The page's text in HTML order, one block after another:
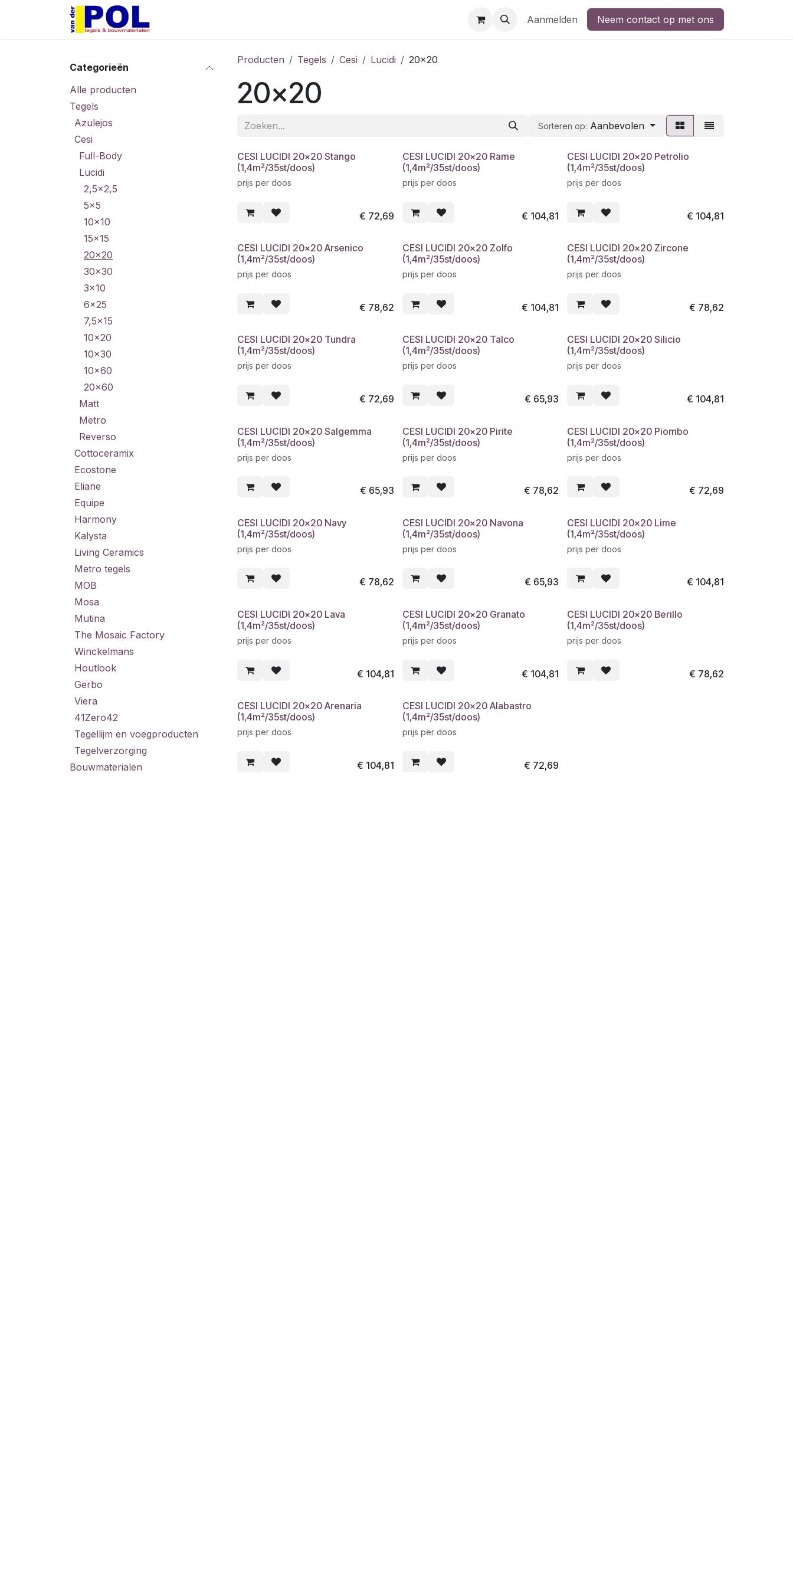
Overslaan naar inhoud
Aanmelden Neem contact op met ons
Categorieën
Alle producten
Tegels
Azulejos
Cesi
Full-Body
Lucidi
2,5x2,5
5x5
10x10
15x15
20x20
30x30
3x10
6x25
7,5x15
10x20
10x30
10x60
20x60
Matt
Metro
Reverso
Cottoceramix
Ecostone
Eliane
Equipe
Harmony
Kalysta
Living Ceramics
Metro tegels
MOB
Mosa
Mutina
The Mosaic Factory
Winckelmans
Houtlook
Gerbo
Viera
41Zero42
Tegellijm en voegproducten
Tegelverzorging
Bouwmaterialen
Producten Tegels Cesi Lucidi 20x20
20x20
Sorteren op: Aanbevolen
CESI LUCIDI 20x20 Stango
(1,4m²/35st/doos)
prijs per doos
€ 72,69
CESI LUCIDI 20x20 Rame
(1,4m²/35st/doos)
prijs per doos
€ 104,81
CESI LUCIDI 20x20 Petrolio
(1,4m²/35st/doos)
prijs per doos
€ 104,81
CESI LUCIDI 20x20 Arsenico
(1,4m²/35st/doos)
prijs per doos
€ 78,62
CESI LUCIDI 20x20 Zolfo
(1,4m²/35st/doos)
prijs per doos
€ 104,81
CESI LUCIDI 20x20 Zircone
(1,4m²/35st/doos)
prijs per doos
€ 78,62
CESI LUCIDI 20x20 Tundra
(1,4m²/35st/doos)
prijs per doos
€ 72,69
CESI LUCIDI 20x20 Talco
(1,4m²/35st/doos)
prijs per doos
€ 65,93
CESI LUCIDI 20x20 Silicio
(1,4m²/35st/doos)
prijs per doos
€ 104,81
CESI LUCIDI 20x20 Salgemma
(1,4m²/35st/doos)
prijs per doos
€ 65,93
CESI LUCIDI 20x20 Pirite
(1,4m²/35st/doos)
prijs per doos
€ 78,62
CESI LUCIDI 20x20 Piombo
(1,4m²/35st/doos)
prijs per doos
€ 72,69
CESI LUCIDI 20x20 Navy
(1,4m²/35st/doos)
prijs per doos
€ 78,62
CESI LUCIDI 20x20 Navona
(1,4m²/35st/doos)
prijs per doos
€ 65,93
CESI LUCIDI 20x20 Lime
(1,4m²/35st/doos)
prijs per doos
€ 104,81
CESI LUCIDI 20x20 Lava
(1,4m²/35st/doos)
prijs per doos
€ 104,81
CESI LUCIDI 20x20 Granato
(1,4m²/35st/doos)
prijs per doos
€ 104,81
CESI LUCIDI 20x20 Berillo
(1,4m²/35st/doos)
prijs per doos
€ 78,62
CESI LUCIDI 20x20 Arenaria
(1,4m²/35st/doos)
prijs per doos
€ 104,81
CESI LUCIDI 20x20 Alabastro
(1,4m²/35st/doos)
prijs per doos
€ 72,69